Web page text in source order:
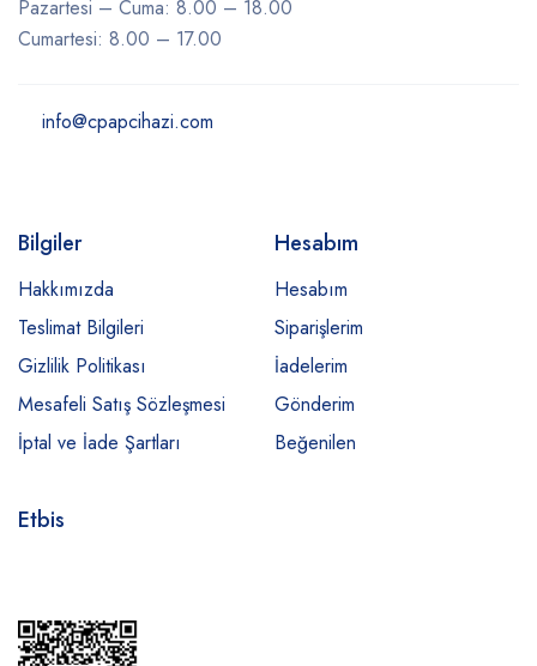
Pazartesi – Cuma: 8.00 – 18.00
Cumartesi: 8.00 – 17.00
info@cpapcihazi.com
Bilgiler
Hakkımızda
Teslimat Bilgileri
Gizlilik Politikası
Mesafeli Satış Sözleşmesi
İptal ve İade Şartları
Hesabım
Hesabım
Siparişlerim
İadelerim
Gönderim
Beğenilen
Etbis